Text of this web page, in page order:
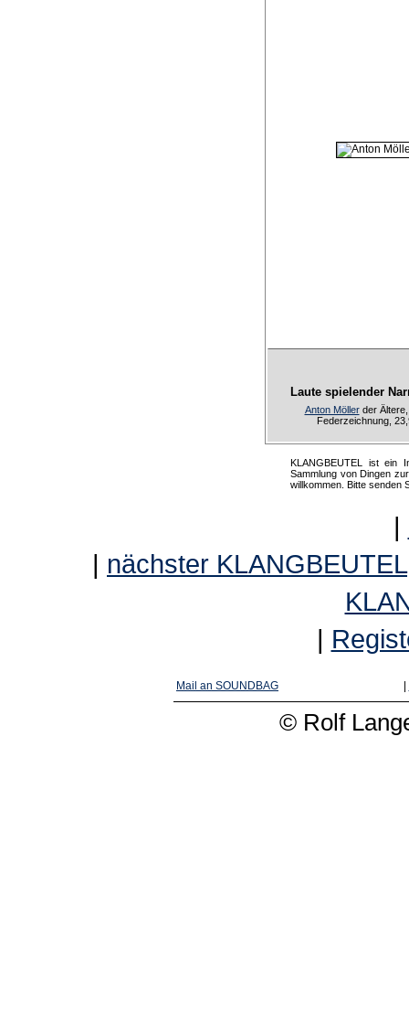
Laute spielender
Anton Möllerder Ältere,
Federzeichnung,
KLANGBEUTEL ist ein
Sammlung von Dingen
willkommen. Bitte senden
|
| nächster KLANGBEUTEL
|
Mail an SOUNDBAG
© Rolf